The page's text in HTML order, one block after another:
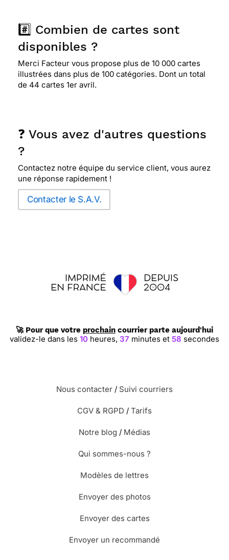
#️⃣ Combien de cartes sont
disponibles ?
Merci Facteur vous propose plus de 10 000 cartes
illustrées dans plus de 100 catégories. Dont un total
de 44 cartes 1er avril.
❓ Vous avez d'autres questions
?
Contactez notre équipe du service client, vous aurez
une réponse rapidement !
Contacter le S.A.V.
🚀 Pour que votre prochain courrier parte aujourd'hui
validez-le dans les10 heures,37 minutes et57 secondes
Nous contacter / Suivi courriers
CGV & RGPD / Tarifs
Notre blog / Médias
Qui sommes-nous ?
Modèles de lettres
Envoyer des photos
Envoyer des cartes
Envoyer un recommandé